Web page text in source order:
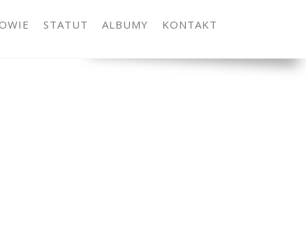
STATUT ALBUMY KONTAKT